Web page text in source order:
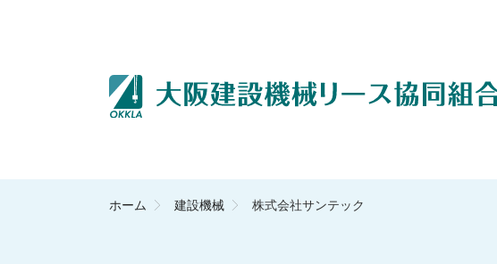
ホーム 建設機械 株式会社サンテック